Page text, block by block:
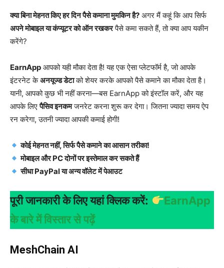
क्या बिना मेहनत किए हर दिन पैसे कमाना मुमकिन है? अगर मैं कहूं कि आप सिर्फ
अपने मोबाइल या कंप्यूटर को ऑन रखकरपैसे कमा सकते हैं, तो क्या आप यकीन
करेंगे?
EarnApp आपको यही मौका देता है! यह एक ऐसा प्लेटफॉर्म है, जो आपके
इंटरनेट केअनयूज्ड डेटाको शेयर करके आपको पैसे कमाने का मौका देता है।
यानी, आपको कुछ भी नहीं करना—बस EarnApp को इंस्टॉल करें, और यह
आपके लिएपैसिव इनकमजनरेट करना शुरू कर देगा। जितना ज्यादा समय ऐप
रन करेगा, उतनी ज्यादा आपकी कमाई होगी!
कोई मेहनत नहीं, सिर्फ पैसे कमाने का आसान तरीका!
मोबाइल और PC दोनों पर इस्तेमाल कर सकते हैं
सीधा PayPal या अन्य वॉलेट में पेआउट
पूरी जानकारी के लिए यहां क्लिक करें:
EarnApp
के बारे में विस्तार से पढ़ें
MeshChain AI